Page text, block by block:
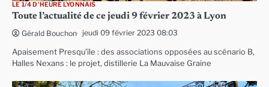
LE 1/4 D'HEURE LYONNAIS
Toute l’actualité de ce jeudi 9 février 2023 à Lyon
Gérald Bouchon jeudi 09 février 2023 08:03
Apaisement Presqu’île : des associations opposées au scénario B,
Halles Nexans : le projet, distillerie La Mauvaise Graine